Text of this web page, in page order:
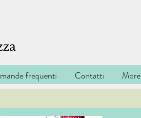
frequenti Contatti More